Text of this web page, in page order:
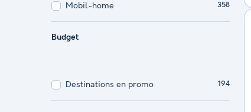
Mobil-home 358
Budget
Destinations en promo 194